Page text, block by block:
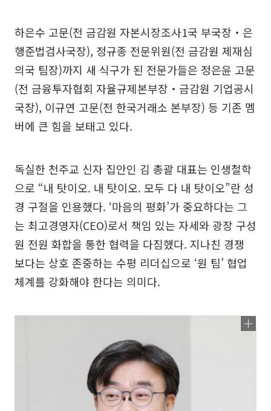
하은수 고문(전 금감원 자본시장조사1국 부국장‧은
행준법검사국장), 정규종 전문위원(전 금감원 제재심
의국 팀장)까지 새 식구가 된 전문가들은 정은윤 고문
(전 금융투자협회 자율규제본부장‧금감원 기업공시
국장), 이규연 고문(전 한국거래소 본부장) 등 기존 멤
버에 큰 힘을 보태고 있다.
독실한 천주교 신자 집안인 김 총괄 대표는 인생철학
으로 “내 탓이오. 내 탓이오. 모두 다 내 탓이오”란 성
경 구절을 인용했다. ‘마음의 평화’가 중요하다는 그
는 최고경영자(CEO)로서 책임 있는 자세와 광장 구성
원 전원 화합을 통한 협력을 다짐했다. 지나친 경쟁
보다는 상호 존중하는 수평 리더십으로 ‘원 팀’ 협업
체계를 강화해야 한다는 의미다.